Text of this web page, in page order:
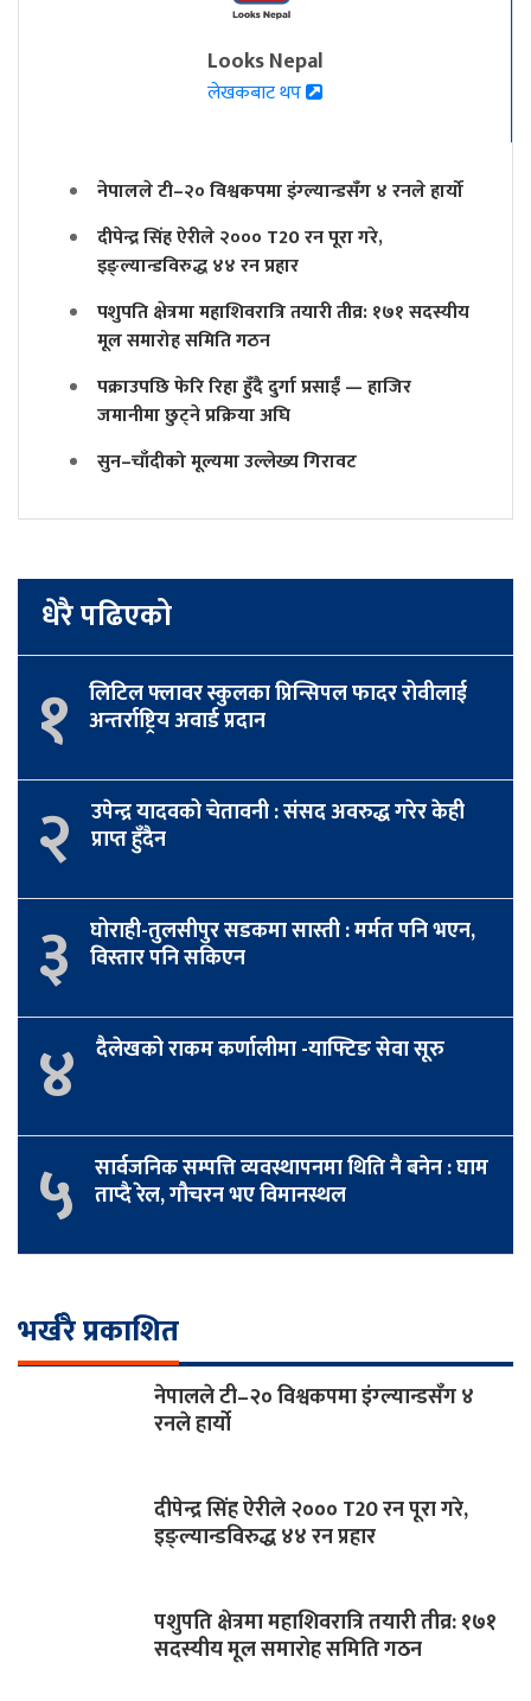
Looks Nepal
लेखकबाट थप
नेपालले टी–२० विश्वकपमा इंग्ल्यान्डसँग ४ रनले हार्यो
दीपेन्द्र सिंह ऐरीले २००० T20 रन पूरा गरे,
इङ्ल्यान्डविरुद्ध ४४ रन प्रहार
पशुपति क्षेत्रमा महाशिवरात्रि तयारी तीव्र: १७१ सदस्यीय
मूल समारोह समिति गठन
पक्राउपछि फेरि रिहा हुँदै दुर्गा प्रसाईं — हाजिर
जमानीमा छुट्ने प्रक्रिया अघि
सुन–चाँदीको मूल्यमा उल्लेख्य गिरावट
धेरै पढिएको
१ लिटिल फ्लावर स्कुलका प्रिन्सिपल फादर रोवीलाई
अन्तर्राष्ट्रिय अवार्ड प्रदान
२ उपेन्द्र यादवको चेतावनी : संसद अवरुद्ध गरेर केही
प्राप्त हुँदैन
३ घोराही-तुलसीपुर सडकमा सास्ती : मर्मत पनि भएन,
विस्तार पनि सकिएन
४ दैलेखको राकम कर्णालीमा -याफ्टिङ सेवा सूरु
५ सार्वजनिक सम्पत्ति व्यवस्थापनमा थिति नै बनेन : घाम
ताप्दै रेल, गौचरन भए विमानस्थल
भर्खरै प्रकाशित
नेपालले टी–२० विश्वकपमा इंग्ल्यान्डसँग ४
रनले हार्यो
दीपेन्द्र सिंह ऐरीले २००० T20 रन पूरा गरे,
इङ्ल्यान्डविरुद्ध ४४ रन प्रहार
पशुपति क्षेत्रमा महाशिवरात्रि तयारी तीव्र: १७१
सदस्यीय मूल समारोह समिति गठन